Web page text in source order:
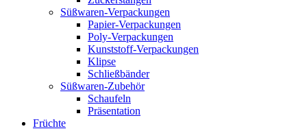
Süßwaren-Verpackungen
Papier-Verpackungen
Poly-Verpackungen
Kunststoff-Verpackungen
Klipse
Schließbänder
Süßwaren-Zubehör
Schaufeln
Präsentation
Früchte